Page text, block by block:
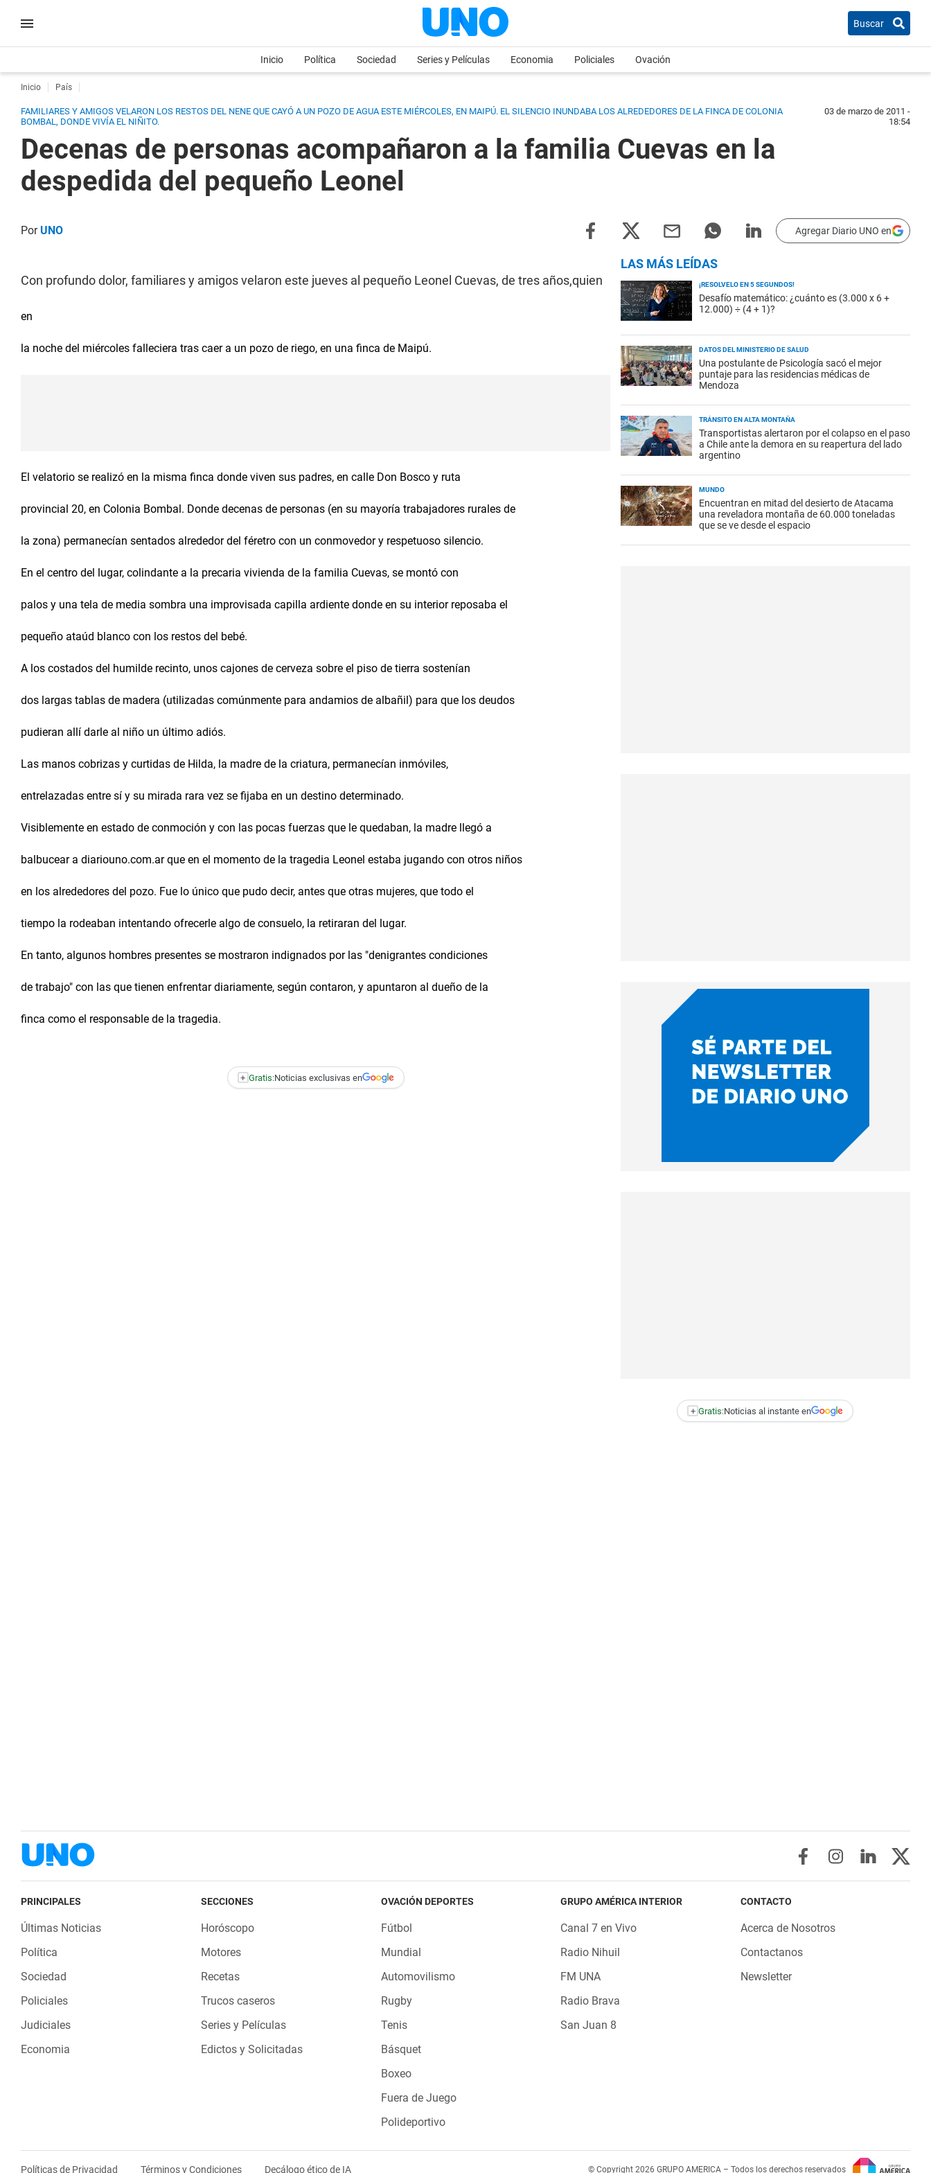
Buscar
Inicio Política Sociedad Series y Películas Economia Policiales Ovación
Inicio País
FAMILIARES Y AMIGOS VELARON LOS RESTOS DEL NENE QUE CAYÓ A UN POZO DE AGUA ESTE MIÉRCOLES, EN MAIPÚ. EL SILENCIO INUNDABA LOS ALREDEDORES DE LA FINCA DE COLONIA
BOMBAL, DONDE VIVÍA EL NIÑITO.
03 de marzo de 2011 -
18:54
Decenas de personas acompañaron a la familia Cuevas en la
despedida del pequeño Leonel
PorUNO Agregar Diario UNO en
Con profundo dolor, familiares y amigos velaron este jueves al pequeño Leonel Cuevas, de tres años,quien
en
la noche del miércoles falleciera tras caer a un pozo de riego, en una finca de Maipú.
El velatorio se realizó en la misma finca donde viven sus padres, en calle Don Bosco y ruta
provincial 20, en Colonia Bombal. Donde decenas de personas (en su mayoría trabajadores rurales de
la zona) permanecían sentados alrededor del féretro con un conmovedor y respetuoso silencio.
En el centro del lugar, colindante a la precaria vivienda de la familia Cuevas, se montó con
palos y una tela de media sombra una improvisada capilla ardiente donde en su interior reposaba el
pequeño ataúd blanco con los restos del bebé.
A los costados del humilde recinto, unos cajones de cerveza sobre el piso de tierra sostenían
dos largas tablas de madera (utilizadas comúnmente para andamios de albañil) para que los deudos
pudieran allí darle al niño un último adiós.
Las manos cobrizas y curtidas de Hilda, la madre de la criatura, permanecían inmóviles,
entrelazadas entre sí y su mirada rara vez se fijaba en un destino determinado.
Visiblemente en estado de conmoción y con las pocas fuerzas que le quedaban, la madre llegó a
balbucear a diariouno.com.ar que en el momento de la tragedia Leonel estaba jugando con otros niños
en los alrededores del pozo. Fue lo único que pudo decir, antes que otras mujeres, que todo el
tiempo la rodeaban intentando ofrecerle algo de consuelo, la retiraran del lugar.
En tanto, algunos hombres presentes se mostraron indignados por las "denigrantes condiciones
de trabajo" con las que tienen enfrentar diariamente, según contaron, y apuntaron al dueño de la
finca como el responsable de la tragedia.
+ Gratis:Noticias exclusivas en
LAS MÁS LEÍDAS
¡RESOLVELO EN 5 SEGUNDOS!
Desafío matemático: ¿cuánto es (3.000 x 6 +
12.000) ÷ (4 + 1)?
DATOS DEL MINISTERIO DE SALUD
Una postulante de Psicología sacó el mejor
puntaje para las residencias médicas de
Mendoza
TRÁNSITO EN ALTA MONTAÑA
Transportistas alertaron por el colapso en el paso
a Chile ante la demora en su reapertura del lado
argentino
MUNDO
Encuentran en mitad del desierto de Atacama
una reveladora montaña de 60.000 toneladas
que se ve desde el espacio
+ Gratis:Noticias al instante en
PRINCIPALES
Últimas Noticias
Política
Sociedad
Policiales
Judiciales
Economia
SECCIONES
Horóscopo
Motores
Recetas
Trucos caseros
Series y Películas
Edictos y Solicitadas
OVACIÓN DEPORTES
Fútbol
Mundial
Automovilismo
Rugby
Tenis
Básquet
Boxeo
Fuera de Juego
Polideportivo
GRUPO AMÉRICA INTERIOR
Canal 7 en Vivo
Radio Nihuil
FM UNA
Radio Brava
San Juan 8
CONTACTO
Acerca de Nosotros
Contactanos
Newsletter
Políticas de Privacidad Términos y Condiciones Decálogo ético de IA © Copyright 2026 GRUPO AMERICA – Todos los derechos reservados